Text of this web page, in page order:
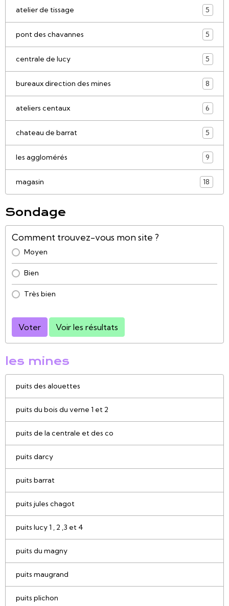
atelier de tissage 5
pont des chavannes 5
centrale de lucy 5
bureaux direction des mines 8
ateliers centaux 6
chateau de barrat 5
les agglomérés 9
magasin 18
Sondage
Comment trouvez-vous mon site ?
Moyen
Bien
Très bien
Voter Voir les résultats
les mines
puits des alouettes
puits du bois du verne 1 et 2
puits de la centrale et des co
puits darcy
puits barrat
puits jules chagot
puits lucy 1 , 2 ,3 et 4
puits du magny
puits maugrand
puits plichon